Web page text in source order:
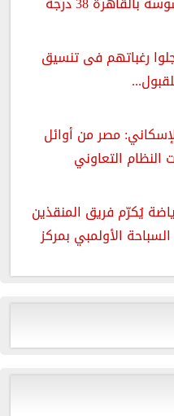
رغباتهم فى تنسيق
مصر من أوائل
التعاوني
يُكرّم فريق المنقذين
الأولمبي بمركز